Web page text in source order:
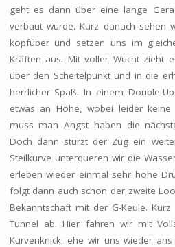
geht es dann über eine lange
verbaut wurde. Kurz danach sehen
kopfüber und setzen uns im
Kräften aus. Mit voller Wucht zieht
über den Scheitelpunkt und in die
herrlicher Spaß. In einem Double-
etwas an Höhe, wobei leider
muss man Angst haben die
Doch dann stürzt der Zug ein
Steilkurve unterqueren wir die
erleben wieder einmal sehr hohe
folgt dann auch schon der zweite
Bekanntschaft mit der G-Keule.
Tunnel ab. Hier fahren wir mit
Kurvenknick, ehe wir uns wieder